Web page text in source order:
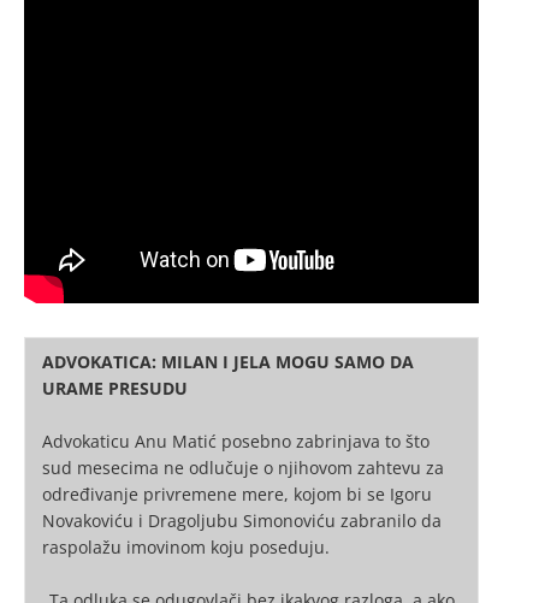
ADVOKATICA: MILAN I JELA MOGU SAMO DA
URAME PRESUDU
Advokaticu Anu Matić posebno zabrinjava to što
sud mesecima ne odlučuje o njihovom zahtevu za
određivanje privremene mere, kojom bi se Igoru
Novakoviću i Dragoljubu Simonoviću zabranilo da
raspolažu imovinom koju poseduju.